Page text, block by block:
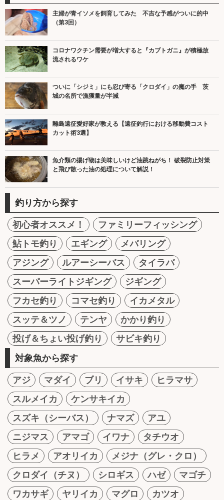
主婦が青イソメを飼育してみた 不吉な予感がついに的中
（第3回）
コロナワクチン需要が増大すると『カブトガニ』が積極放
流されるワケ
ついに「シジミ」にも忍び寄る「クロダイ」の魔の手 茨
城の名所で漁獲量が半減
離島遠征愛好家が教える【遠征釣行における移動費コスト
カット術3選】
魚介類の揚げ物は美味しいけど油跳ねがち！ 破裂防止対策
と飛び散った油の処理について解説！
釣り方から探す
初心者オススメ！
ファミリーフィッシング
鮎トモ釣り
エギング
メバリング
アジング
ルアーシーバス
タイラバ
スーパーライトジギング
ジギング
フカセ釣り
コマセ釣り
イカメタル
スッテ＆ツノ
テンヤ
かかり釣り
投げ＆ちょい投げ釣り
サビキ釣り
対象魚から探す
アジ マダイ ブリ イサキ
ヒラマサ
スルメイカ
ケンサキイカ
スズキ（シーバス）
ナマズ
アユ
ニジマス
アマゴ イワナ
タチウオ
ヒラメ
アオリイカ
メジナ（グレ・クロ）
クロダイ（チヌ）
シロギス ハゼ
マゴチ
ワカサギ
ヤリイカ マグロ
カツオ